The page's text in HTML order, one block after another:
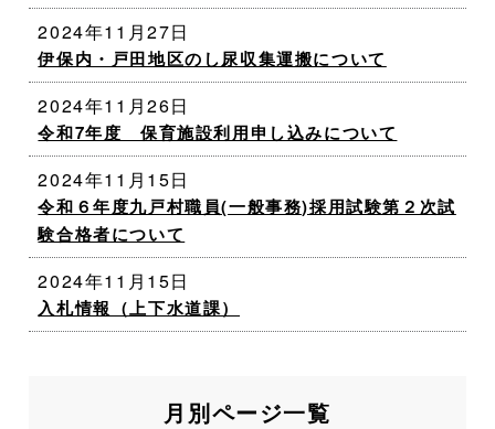
2024年11月27日
伊保内・戸田地区のし尿収集運搬について
2024年11月26日
令和7年度 保育施設利用申し込みについて
2024年11月15日
令和６年度九戸村職員(一般事務)採用試験第２次試
験合格者について
2024年11月15日
入札情報（上下水道課）
月別ページ一覧